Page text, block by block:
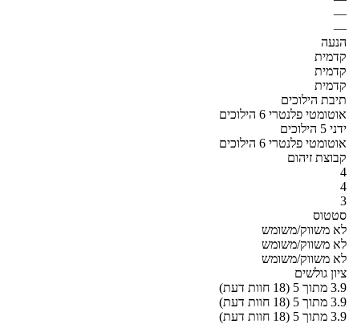
—
—
הנעה
קדמית
קדמית
קדמית
תיבת הילוכים
אוטומטי פלנטרי 6 הילוכים
ידני 5 הילוכים
אוטומטי פלנטרי 6 הילוכים
קבוצת זיהום
4
4
3
סטטוס
לא משווק/משומש
לא משווק/משומש
לא משווק/משומש
ציון גולשים
3.9 מתוך 5 (18 חוות דעת)
3.9 מתוך 5 (18 חוות דעת)
3.9 מתוך 5 (18 חוות דעת)